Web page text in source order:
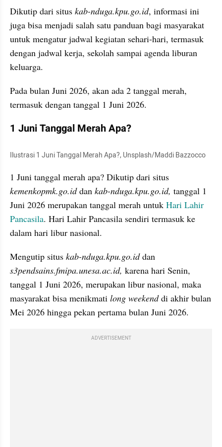
Dikutip dari situs kab-nduga.kpu.go.id, informasi ini
juga bisa menjadi salah satu panduan bagi masyarakat
untuk mengatur jadwal kegiatan sehari-hari, termasuk
dengan jadwal kerja, sekolah sampai agenda liburan
keluarga.
Pada bulan Juni 2026, akan ada 2 tanggal merah,
termasuk dengan tanggal 1 Juni 2026.
1 Juni Tanggal Merah Apa?
Ilustrasi 1 Juni Tanggal Merah Apa?, Unsplash/Maddi Bazzocco
kemenkopmk.go.id dan kab-nduga.kpu.go.id, tanggal 1
Juni 2026 merupakan tanggal merah untuk Hari Lahir
Pancasila. Hari Lahir Pancasila sendiri termasuk ke
dalam hari libur nasional.
Mengutip situs kab-nduga.kpu.go.id
s3pendsains.fmipa.unesa.ac.id, karena hari Senin,
tanggal 1 Juni 2026, merupakan libur nasional, maka
masyarakat bisa menikmati long weekend di akhir bulan
Mei 2026 hingga pekan pertama bulan Juni 2026.
ADVERTISEMENT